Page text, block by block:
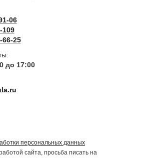
06
109
66-25
до 17:00
персональных данных
сайта, просьба писать на